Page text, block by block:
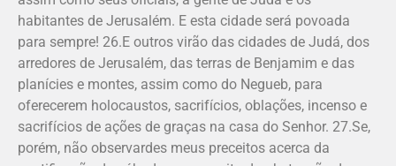
habitantes de Jerusalém. E esta cidade será povoada
para sempre! 26.E outros virão das cidades de Judá, dos
arredores de Jerusalém, das terras de Benjamim e das
planícies e montes, assim como do Negueb, para
oferecerem holocaustos, sacrifícios, oblações, incenso e
sacrifícios de ações de graças na casa do Senhor. 27.Se,
porém, não observardes meus preceitos acerca da